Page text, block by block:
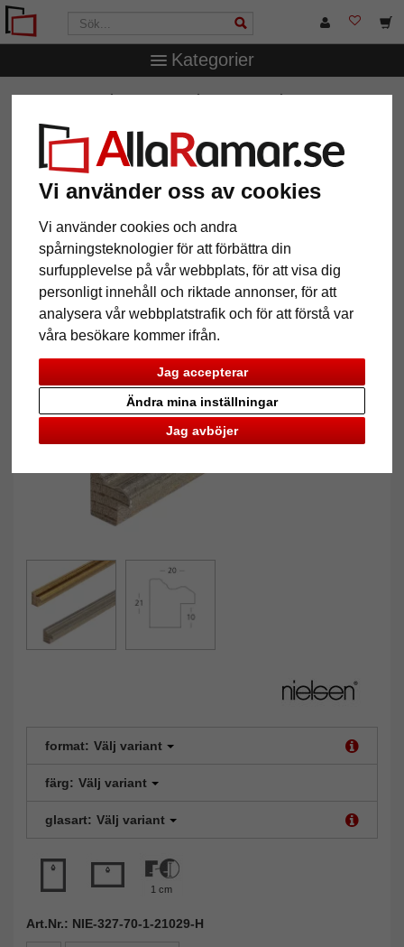
Vi använder oss av cookies
Vi använder cookies och andra
spårningsteknologier för att förbättra din
surfupplevelse på vår webbplats, för att visa dig
personligt innehåll och riktade annonser, för att
analysera vår webbplatstrafik och för att förstå var
våra besökare kommer ifrån.
Jag accepterar
Jag avböjer
Ändra mina inställningar
Kategorier
Träram Vienna 20
format: Välj variant
färg: Välj variant
glasart: Välj variant
1 cm
Art.Nr.: NIE-327-70-1-21029-H